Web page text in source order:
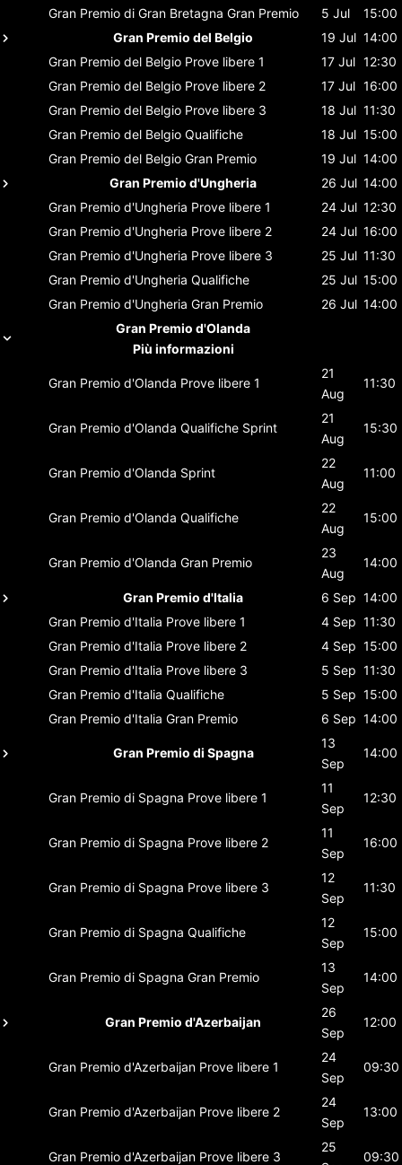
Gran Premio di Gran Bretagna Gran Premio 5 Jul
15:00
Gran Premio del Belgio
19 Jul 14:00
Gran Premio del Belgio Prove libere 1 17 Jul 12:30
Gran Premio del Belgio Prove libere 2 17 Jul 16:00
Gran Premio del Belgio Prove libere 3 18 Jul 11:30
Gran Premio del Belgio Qualifiche 18 Jul 15:00
Gran Premio del Belgio Gran Premio 19 Jul 14:00
Gran Premio d'Ungheria
26 Jul 14:00
Gran Premio d'Ungheria Prove libere 1 24 Jul 12:30
Gran Premio d'Ungheria Prove libere 2 24 Jul 16:00
Gran Premio d'Ungheria Prove libere 3 25 Jul 11:30
Gran Premio d'Ungheria Qualifiche 25 Jul 15:00
Gran Premio d'Ungheria Gran Premio 26 Jul 14:00
Gran Premio d'Olanda
Più informazioni
Gran Premio d'Olanda Prove libere 1
21
Aug
11:30
Gran Premio d'Olanda Qualifiche Sprint
21
Aug
15:30
Gran Premio d'Olanda Sprint
22
Aug
11:00
Gran Premio d'Olanda Qualifiche
22
Aug
15:00
Gran Premio d'Olanda Gran Premio
23
Aug
14:00
Gran Premio d'Italia 6 Sep 14:00
Gran Premio d'Italia Prove libere 1 4 Sep 11:30
Gran Premio d'Italia Prove libere 2 4 Sep 15:00
Gran Premio d'Italia Prove libere 3 5 Sep 11:30
Gran Premio d'Italia Qualifiche 5 Sep 15:00
Gran Premio d'Italia Gran Premio 6 Sep 14:00
Gran Premio di Spagna
13
Sep
14:00
Gran Premio di Spagna Prove libere 1
11
Sep
12:30
Gran Premio di Spagna Prove libere 2
11
Sep
16:00
Gran Premio di Spagna Prove libere 3
12
Sep
11:30
Gran Premio di Spagna Qualifiche
12
Sep
15:00
Gran Premio di Spagna Gran Premio
13
Sep
14:00
Gran Premio d'Azerbaijan
26
Sep
12:00
Gran Premio d'Azerbaijan Prove libere 1
24
Sep
09:30
Gran Premio d'Azerbaijan Prove libere 2
24
Sep
13:00
Gran Premio d'Azerbaijan Prove libere 3
25
09:30